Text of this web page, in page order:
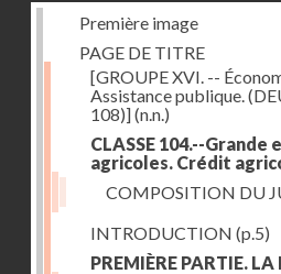
Première image
PAGE DE TITRE
[GROUPE XVI. --
Assistance publique.
108)](n.n.)
CLASSE 104.--
agricoles. Crédit
COMPOSITION DU
INTRODUCTION (p.5)
PREMIÈRE PARTIE.